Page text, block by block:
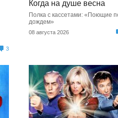
3
Когда на душе весна
Полка с кассетами: «Поющие
дождем»
08 августа 2026